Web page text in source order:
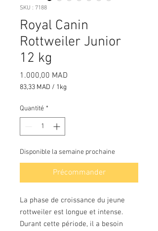
SKU : 7188
Royal Canin
Rottweiler Junior
12 kg
1.000,00 MAD
83,33 MAD / 1kg
pour
1
Kilogramme
Quantité *
Disponible la semaine prochaine
Précommander
La phase de croissance du jeune
rottweiler est longue et intense.
Durant cette période, il a besoin